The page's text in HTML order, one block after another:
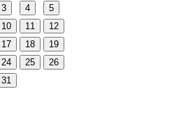
3 4
5
10 11
12
17 18
19
24 25
26
31